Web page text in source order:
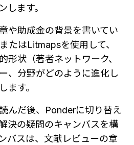
します。
や助成金の背景を書いてい
たはLitmapsを使用して、
形状（著者ネットワーク、
、分野がどのように進化し
ます。
んだ後、Ponderに切り替え
決の疑問のキャンバスを構
バスは、文献レビューの章